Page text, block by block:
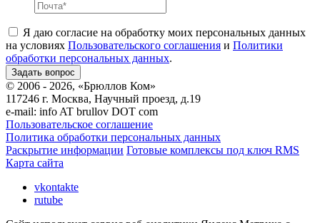
Я даю согласие на обработку моих персональных данных
на условиях Пользовательского соглашения и Политики
обработки персональных данных.
© 2006 - 2026, «Брюллов Ком»
117246 г. Москва, Научный проезд, д.19
e-mail: info AT brullov DOT com
Пользовательское соглашение
Политика обработки персональных данных
Раскрытие информации Готовые комплексы под ключ RMS
Карта сайта
vkontakte
rutube